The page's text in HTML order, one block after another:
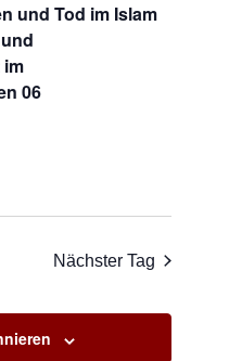
und Tod im Islam
06
Nächster Tag